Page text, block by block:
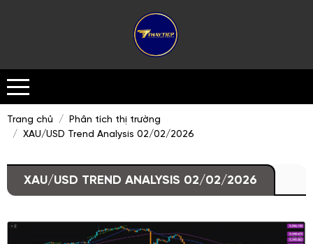
Trang chủ
Phân tích thị trường
XAU/USD Trend Analysis 02/02/2026
XAU/USD TREND ANALYSIS 02/02/2026